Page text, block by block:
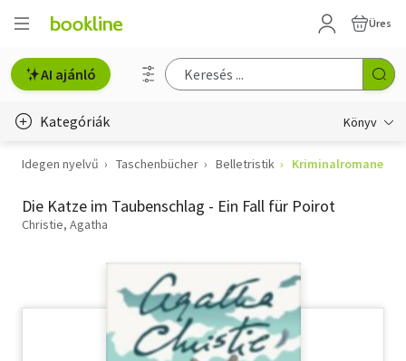
Üres
AI ajánló
Kategóriák Könyv
Életmód, egészség
Erotika
Idegen nyelvű Taschenbücher Belletristik Kriminalromane
Die Katze im Taubenschlag - Ein Fall für Poirot
Christie, Agatha